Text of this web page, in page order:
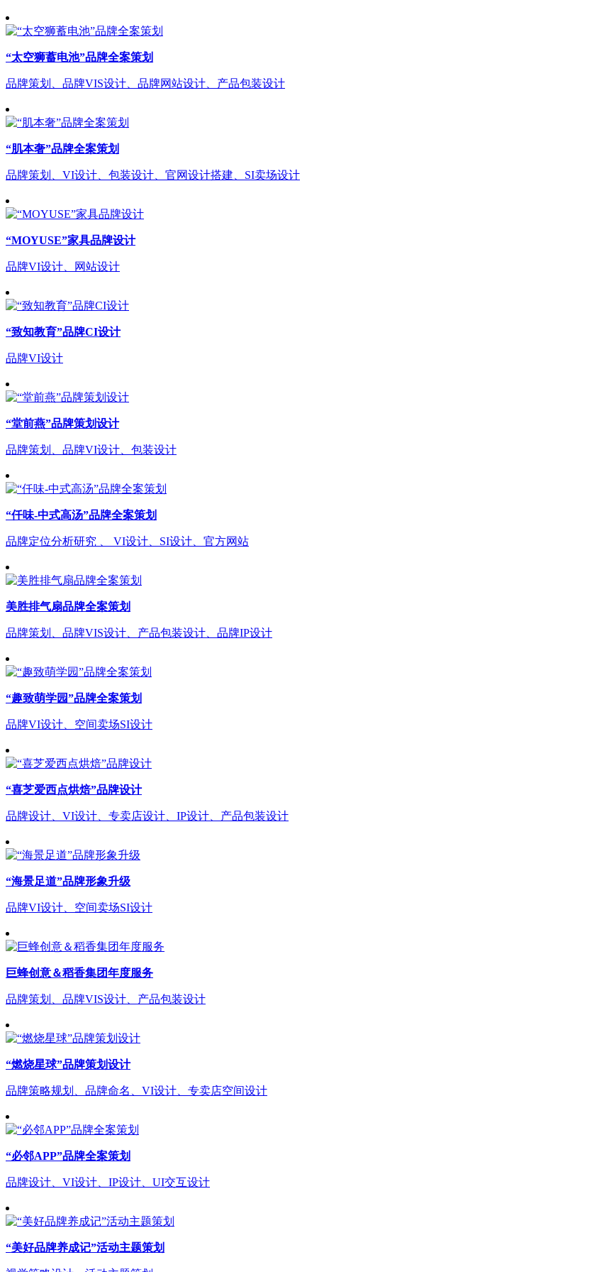
“太空狮蓄电池”品牌全案策划
品牌策划、品牌VIS设计、品牌网站设计、产品包装设计
“肌本奢”品牌全案策划
品牌策划、VI设计、包装设计、官网设计搭建、SI卖场设计
“MOYUSE”家具品牌设计
品牌VI设计、网站设计
“致知教育”品牌CI设计
品牌VI设计
“堂前燕”品牌策划设计
品牌策划、品牌VI设计、包装设计
“仟味-中式高汤”品牌全案策划
品牌定位分析研究 、 VI设计、SI设计、官方网站
美胜排气扇品牌全案策划
品牌策划、品牌VIS设计、产品包装设计、品牌IP设计
“趣致萌学园”品牌全案策划
品牌VI设计、空间卖场SI设计
“喜芝爱西点烘焙”品牌设计
品牌设计、VI设计、专卖店设计、IP设计、产品包装设计
“海景足道”品牌形象升级
品牌VI设计、空间卖场SI设计
巨蜂创意＆稻香集团年度服务
品牌策划、品牌VIS设计、产品包装设计
“燃烧星球”品牌策划设计
品牌策略规划、品牌命名、VI设计、专卖店空间设计
“必邻APP”品牌全案策划
品牌设计、VI设计、IP设计、UI交互设计
“美好品牌养成记”活动主题策划